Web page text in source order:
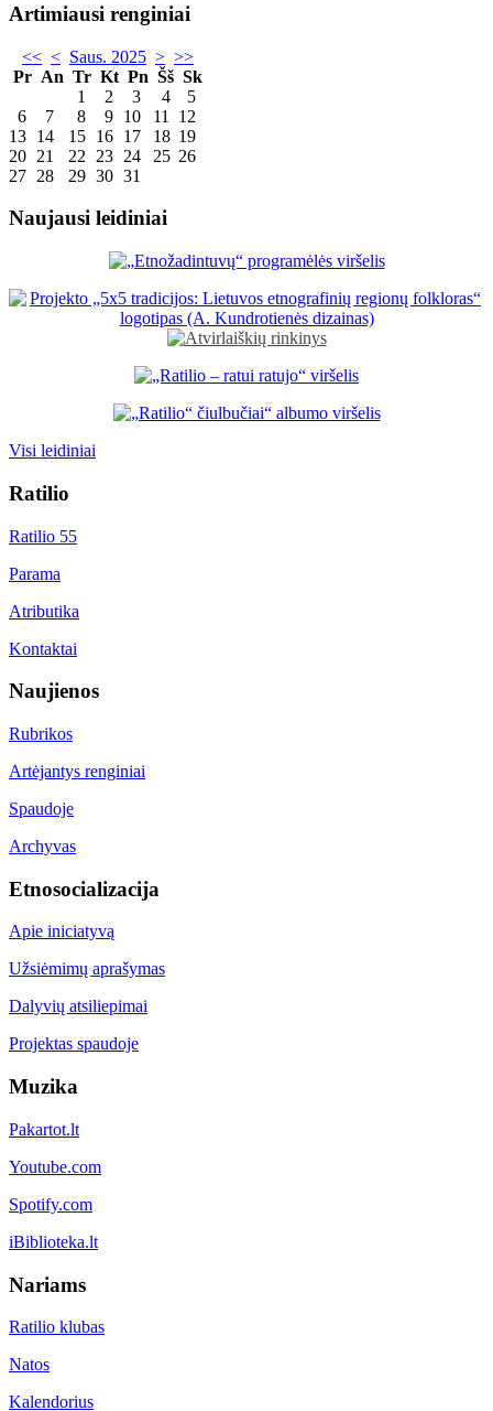
Artimiausi renginiai
<< < Saus. 2025 > >>
Pr An Tr Kt Pn Šš Sk
1
2 3 4
5
6
7 8 9 10 11
12
13 14 15 16 17 18 19
20 21 22 23 24 25 26
27 28 29 30 31
Naujausi leidiniai
Visi leidiniai
Ratilio
Ratilio 55
Parama
Atributika
Kontaktai
Naujienos
Rubrikos
Artėjantys renginiai
Spaudoje
Archyvas
Etnosocializacija
Apie iniciatyvą
Užsiėmimų aprašymas
Dalyvių atsiliepimai
Projektas spaudoje
Muzika
Pakartot.lt
Youtube.com
Spotify.com
iBiblioteka.lt
Nariams
Ratilio klubas
Natos
Kalendorius